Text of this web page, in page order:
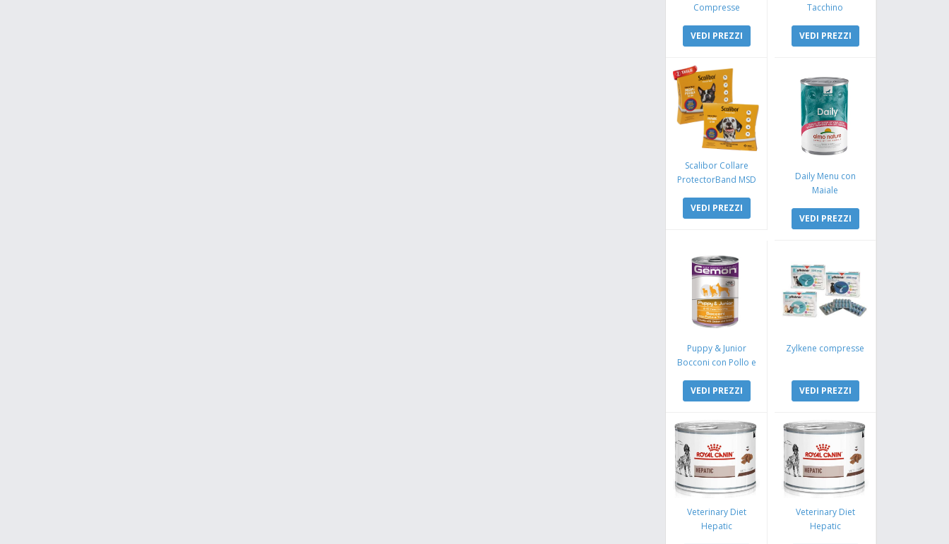
Compresse
VEDI PREZZI
Tacchino
VEDI PREZZI
Scalibor Collare
ProtectorBand MSD
VEDI PREZZI
Daily Menu con
Maiale
VEDI PREZZI
Puppy & Junior
Bocconi con Pollo e
VEDI PREZZI
Zylkene compresse
VEDI PREZZI
Veterinary Diet
Hepatic
Veterinary Diet
Hepatic